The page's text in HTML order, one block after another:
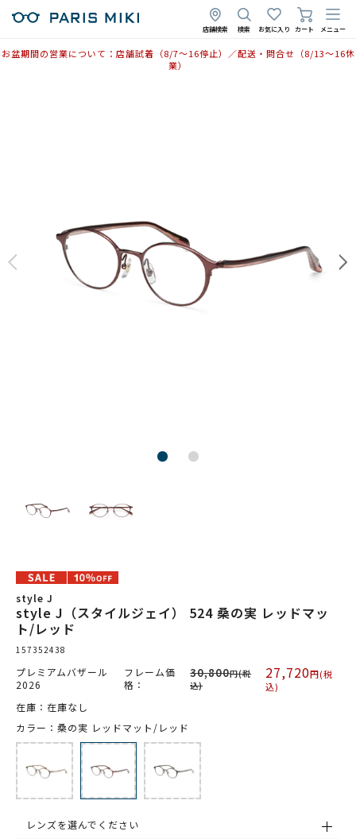
店舗検索 検索 お気に入り カート メニュー
お盆期間の営業について：店舗試着（8/7〜16停止）／配送・問合せ（8/13〜16休
業）
style J
style J（スタイルジェイ） 524 桑の実 レッドマッ
ト/レッド
157352438
プレミアムバザール
2026
フレーム価
格：
30,800円(税
込)
27,720円(税
込)
在庫：在庫なし
カラー：桑の実 レッドマット/レッド
レンズを選んでください